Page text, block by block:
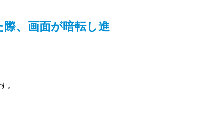
、画面が暗転し進
。